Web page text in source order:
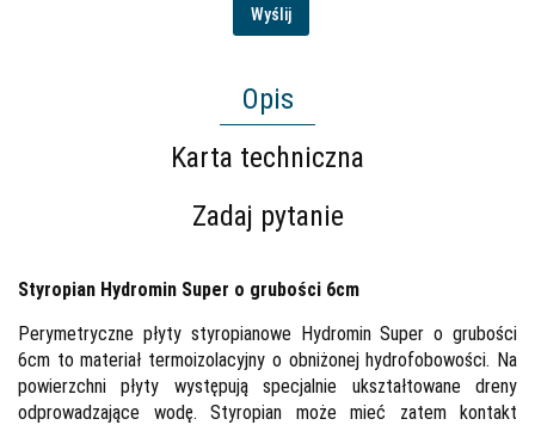
Wyślij
Opis
Karta techniczna
Zadaj pytanie
Styropian Hydromin Super o grubości 6cm
Perymetryczne płyty styropianowe Hydromin Super o grubości
6cm to materiał termoizolacyjny o obniżonej hydrofobowości. Na
powierzchni płyty występują specjalnie ukształtowane dreny
odprowadzające wodę. Styropian może mieć zatem kontakt